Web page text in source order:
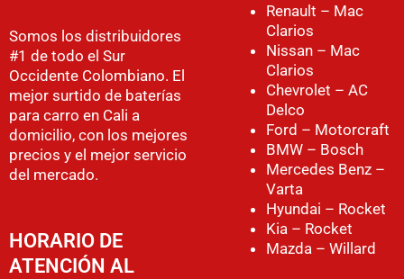
Somos los distribuidores
#1 de todo el Sur
Occidente Colombiano. El
mejor surtido de baterías
para carro en Cali a
domicilio, con los mejores
precios y el mejor servicio
del mercado.
HORARIO DE
ATENCIÓN AL
Renault – Mac
Clarios
Nissan – Mac
Clarios
Chevrolet – AC
Delco
Ford – Motorcraft
BMW – Bosch
Mercedes Benz –
Varta
Hyundai – Rocket
Kia – Rocket
Mazda – Willard